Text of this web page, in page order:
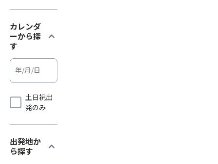
カレンダ
ーから探
す
expand_more
土日祝出
発のみ
出発地か
ら探す
expand_more